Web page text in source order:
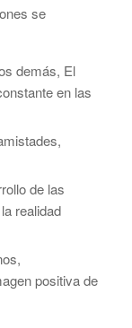
se
demás, El
en las
de las
realidad
positiva de